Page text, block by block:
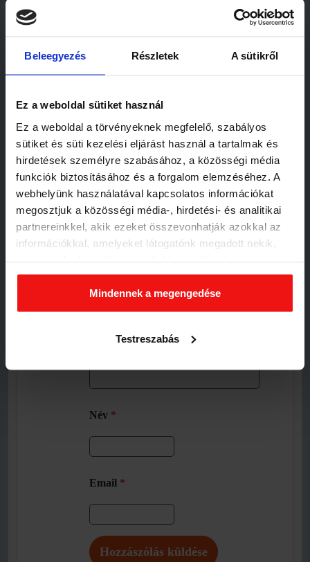
Beleegyezés Részletek A sütikről
Ez a weboldal sütiket használ
Ez a weboldal a törvényeknek megfelelő, szabályos
sütiket és süti kezelési eljárást használ a tartalmak és
hirdetések személyre szabásához, a közösségi média
funkciók biztosításához és a forgalom elemzéséhez. A
webhelyünk használatával kapcsolatos információkat
megosztjuk a közösségi média-, hirdetési- és analitikai
partnereinkkel, akik ezeket összevonhatják azokkal az
információkkal, amelyeket látogatónk megadott nekik,
szolgáltatásokból gyűjtöttek. Elfogadásával segíti a
munkánkat és nagyobb felhasználói élményt
biztosíthatunk mi is látogatóinknak.
Mindennek a megengedése
Testreszabás
Nincs hozzászólás
Legutóbbi hozzászólások
Még nincs hozzászólás. Legyél te az első!
Vélemény,
hozzászólás?
Név *
Email *